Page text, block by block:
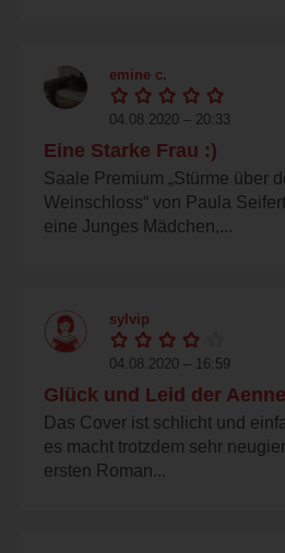
emine c.
04.08.2020 – 20:33
Eine Starke Frau :)
Saale Premium „Stürme über
Weinschloss“ von Paula
eine Junges Mädchen,...
sylvip
04.08.2020 – 16:59
Glück und Leid der
Das Cover ist schlicht und
es macht trotzdem sehr
ersten Roman...